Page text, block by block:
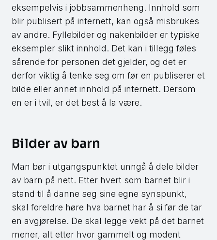
eksempelvis i jobbsammenheng. Innhold som
blir publisert på internett, kan også misbrukes
av andre. Fyllebilder og nakenbilder er typiske
eksempler slikt innhold. Det kan i tillegg føles
sårende for personen det gjelder, og det er
derfor viktig å tenke seg om før en publiserer et
bilde eller annet innhold på internett. Dersom
en er i tvil, er det best å la være.
Bilder av barn
Man bør i utgangspunktet unngå å dele bilder
av barn på nett. Etter hvert som barnet blir i
stand til å danne seg sine egne synspunkt,
skal foreldre høre hva barnet har å si før de tar
en avgjørelse. De skal legge vekt på det barnet
mener, alt etter hvor gammelt og modent